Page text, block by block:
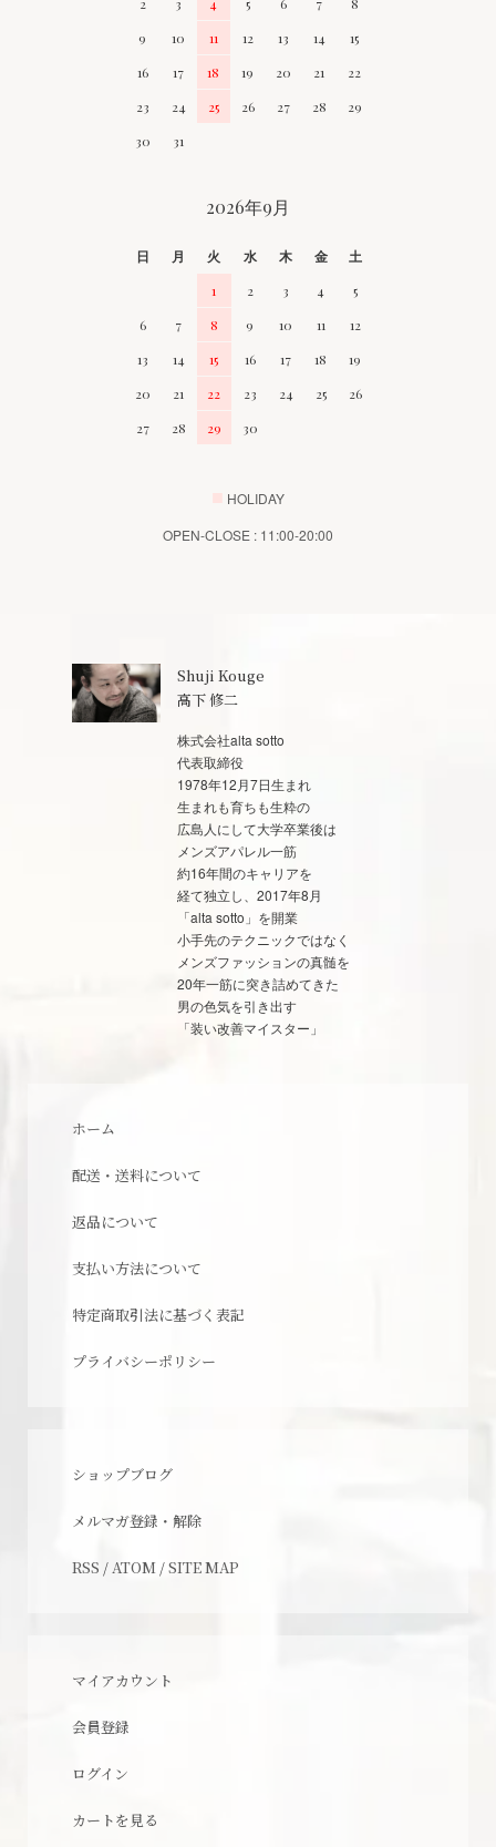
9
10 11 12 13 14
15
16
17 18 19 20 21
22
23
24 25 26 27 28
29
30
31
2026年9月
日 月 火 水 木 金
土
1
2 3 4
5
6
7 8 9 10 11
12
13
14 15 16 17 18
19
20
21 22 23 24 25
26
27
28 29 30
HOLIDAY
OPEN-CLOSE : 11:00-20:00
Shuji Kouge
高下 修二
株式会社alta sotto
代表取締役
1978年12月7日生まれ
生まれも育ちも生粋の
広島人にして大学卒業後は
メンズアパレル一筋
約16年間のキャリアを
経て独立し、2017年8月
「alta sotto」を開業
小手先のテクニックではなく
メンズファッションの真髄を
20年一筋に突き詰めてきた
男の色気を引き出す
「装い改善マイスター」
ホーム
配送・送料について
返品について
支払い方法について
特定商取引法に基づく表記
プライバシーポリシー
ショップブログ
メルマガ登録・解除
RSS /ATOM /SITE MAP
マイアカウント
会員登録
ログイン
カートを見る